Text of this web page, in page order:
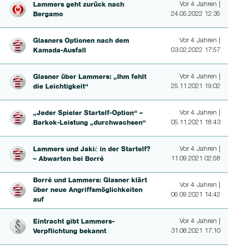
Lammers geht zurück nach
Bergamo
Vor 4 Jahren |
24.05.2022 12:35
Glasners Optionen nach dem
Kama­da-Ausfall
Vor 4 Jahren |
03.02.2022 17:57
Glasner über Lammers: „Ihm fehlt
die Leichtig­keit“
Vor 4 Jahren |
25.11.2021 19:02
„Jeder Spieler Star­telf-Option“ –
Bar­kok-Leis­tung „durchwachsen“
Vor 4 Jahren |
05.11.2021 18:43
Lammers und Jakić in der Startelf?
– Abwarten bei Borré
Vor 4 Jahren |
11.09.2021 02:58
Borré und Lammers: Glasner klärt
über neue Angriffsmöglichkei­ten
auf
Vor 4 Jahren |
06.09.2021 14:42
Eintracht gibt Lam­mers-
Verpflichtung bekannt
Vor 4 Jahren |
31.08.2021 17:10